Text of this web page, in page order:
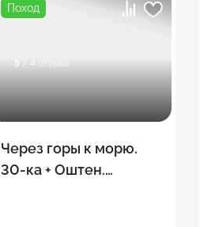
Поход
5 / 4 отзыва
Через горы к морю.
30-ка + Оштен.